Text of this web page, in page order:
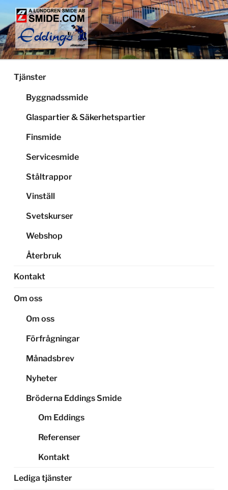
Hoppa
innehåll
LUNDGRENS SMIDE
Smide och glaspartier i Stockholm
Tjänster
Byggnadssmide
Glaspartier & Säkerhetspartier
Finsmide
Servicesmide
Ståltrappor
Vinställ
Svetskurser
Webshop
Återbruk
Kontakt
Om oss
Om oss
Förfrågningar
Månadsbrev
Nyheter
Bröderna Eddings Smide
Om Eddings
Referenser
Kontakt
Lediga tjänster